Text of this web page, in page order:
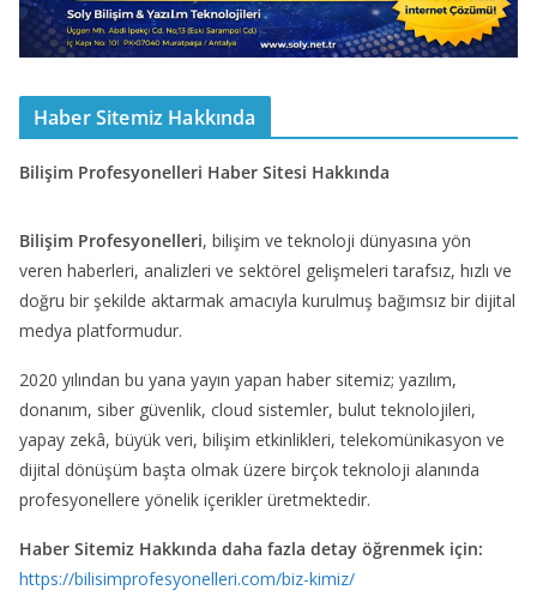
Haber Sitemiz Hakkında
Bilişim Profesyonelleri Haber Sitesi Hakkında
Bilişim Profesyonelleri, bilişim ve teknoloji dünyasına yön
veren haberleri, analizleri ve sektörel gelişmeleri tarafsız, hızlı ve
doğru bir şekilde aktarmak amacıyla kurulmuş bağımsız bir dijital
medya platformudur.
2020 yılından bu yana yayın yapan haber sitemiz; yazılım,
donanım, siber güvenlik, cloud sistemler, bulut teknolojileri,
yapay zekâ, büyük veri, bilişim etkinlikleri, telekomünikasyon ve
dijital dönüşüm başta olmak üzere birçok teknoloji alanında
profesyonellere yönelik içerikler üretmektedir.
Haber Sitemiz Hakkında daha fazla detay öğrenmek için:
https://bilisimprofesyonelleri.com/biz-kimiz/